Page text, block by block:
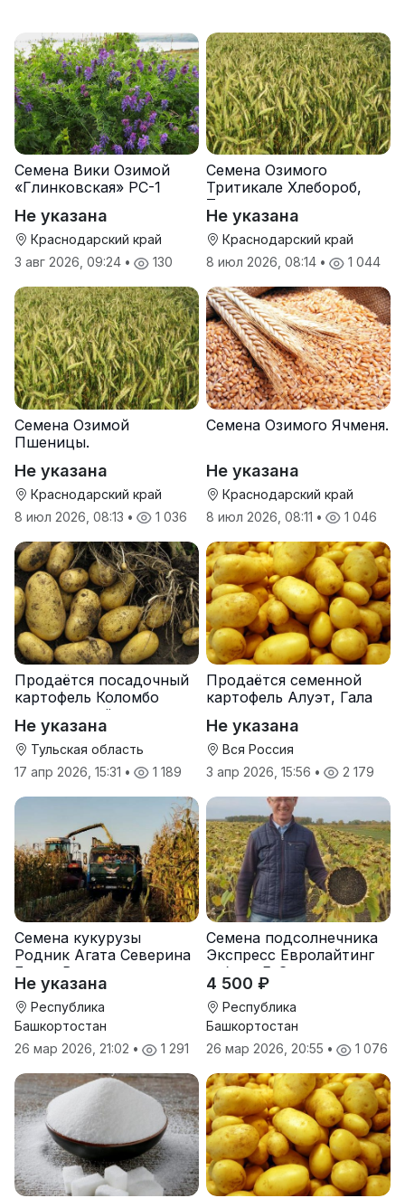
Семена Вики Озимой
«Глинковская» РС-1
Не указана
Краснодарский край
3 авг 2026, 09:24 • 130
Семена Озимого
Тритикале Хлебороб,
Тихон
Не указана
Краснодарский край
8 июл 2026, 08:14 • 1 044
Семена Озимой
Пшеницы.
Не указана
Краснодарский край
8 июл 2026, 08:13 • 1 036
Семена Озимого Ячменя.
Не указана
Краснодарский край
8 июл 2026, 08:11 • 1 046
Продаётся посадочный
картофель Коломбо
оптом от трёх тонн
Не указана
Тульская область
17 апр 2026, 15:31 • 1 189
Продаётся семенной
картофель Алуэт, Гала
Не указана
Вся Россия
3 апр 2026, 15:56 • 2 179
Семена кукурузы
Родник Агата Северина
Берта Вилора
Прохладненский Дарина
Росс Машук Катерина
Не указана
Республика
Башкортостан
26 мар 2026, 21:02 • 1 291
Семена подсолнечника
Экспресс Евролайтинг
гибрид F-G+
4 500 ₽
Республика
Башкортостан
26 мар 2026, 20:55 • 1 076